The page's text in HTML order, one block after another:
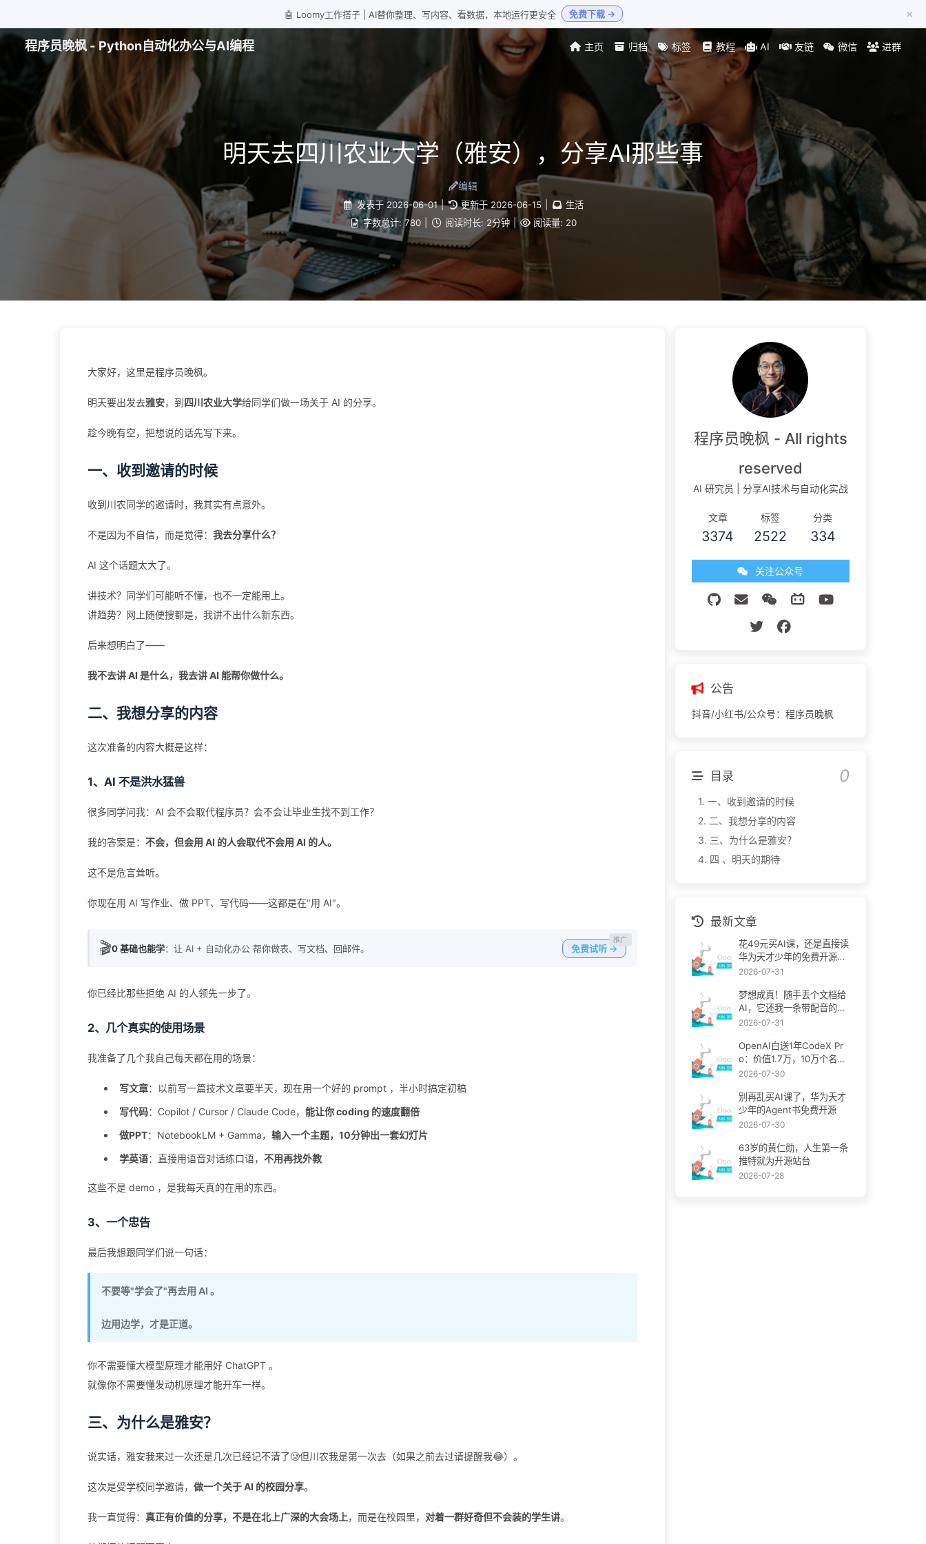
🤖 Loomy工作搭子 | AI替你整理、写内容、看数据，本地运行更安全 免费下载 → ×
程序员晚枫 - Python自动化办公与AI编程 主页 归档 标签 教程 AI 友链 微信 进群
明天去四川农业大学（雅安），分享AI那些事
编辑
发表于 2026-06-01 | 更新于 2026-06-15
生活
字数总计: 780 阅读时长: 2分钟 阅读量: 20
大家好，这里是程序员晚枫。
明天要出发去雅安，到四川农业大学给同学们做一场关于 AI 的分享。
趁今晚有空，把想说的话先写下来。
一、收到邀请的时候
收到川农同学的邀请时，我其实有点意外。
不是因为不自信，而是觉得： 我去分享什么？
AI 这个话题太大了。
讲技术？同学们可能听不懂，也不一定能用上。
讲趋势？网上随便搜都是，我讲不出什么新东西。
后来想明白了——
我不去讲 AI 是什么，我去讲 AI 能帮你做什么。
二、我想分享的内容
这次准备的内容大概是这样：
1、AI 不是洪水猛兽
很多同学问我：AI 会不会取代程序员？会不会让毕业生找不到工作？
我的答案是： 不会，但会用 AI 的人会取代不会用 AI 的人。
这不是危言耸听。
你现在用 AI 写作业、做 PPT、写代码——这都是在"用 AI"。
🎬0 基础也能学：让 AI + 自动化办公 帮你做表、写文档、回邮件。 免费试听 →
你已经比那些拒绝 AI 的人领先一步了。
2、几个真实的使用场景
我准备了几个我自己每天都在用的场景：
写文章：以前写一篇技术文章要半天，现在用一个好的 prompt ，半小时搞定初稿
写代码：Copilot / Cursor / Claude Code， 能让你 coding 的速度翻倍
做PPT：NotebookLM + Gamma， 输入一个主题，10分钟出一套幻灯片
学英语：直接用语音对话练口语， 不用再找外教
这些不是 demo ，是我每天真的在用的东西。
3、一个忠告
最后我想跟同学们说一句话：
不要等"学会了"再去用 AI 。
边用边学，才是正道。
你不需要懂大模型原理才能用好 ChatGPT 。
就像你不需要懂发动机原理才能开车一样。
三、为什么是雅安？
说实话，雅安我来过一次还是几次已经记不清了🥲但川农我是第一次去（如果之前去过请提醒我😂）。
这次是受学校同学邀请， 做一个关于 AI 的校园分享。
我一直觉得： 真正有价值的分享，不是在北上广深的大会场上，而是在校园里， 对着一群好奇但不会装的学生讲。
程序员晚枫 - All rights
reserved
AI 研究员 | 分享AI技术与自动化实战
文章
3374
标签
2522
分类
334
关注公众号
公告
抖音/小红书/公众号：程序员晚枫
目录
1. 一、收到邀请的时候
2. 二、我想分享的内容
3. 三、为什么是雅安？
4. 四 、明天的期待
最新文章
花49元买AI课，还是直接读
华为天才少年的免费开源
书？
2026-07-31
梦想成真！随手丢个文档给
AI，它还我一条带配音的讲
解视频
2026-07-31
OpenAI白送1年CodeX Pr
o：价值1.7万，10万个名额
先到先得
2026-07-30
别再乱买AI课了，华为天才
少年的Agent书免费开源
2026-07-30
63岁的黄仁勋，人生第一条
推特就为开源站台
2026-07-28